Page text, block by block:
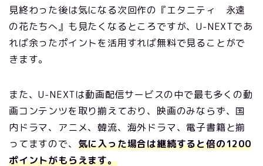
見終わった後は気になる次回作の『エタニティ 永遠
の花たちへ』も見たくなるところですが、U-NEXTであ
れば余ったポイントを活用すれば無料で見ることがで
きます。
また、U-NEXTは動画配信サービスの中で最も多くの動
画コンテンツを取り揃えており、映画のみならず、国
内ドラマ、アニメ、韓流、海外ドラマ、電子書籍と揃
ってますので、 気に入った場合は継続すると倍の1200
ポイントがもらえます。